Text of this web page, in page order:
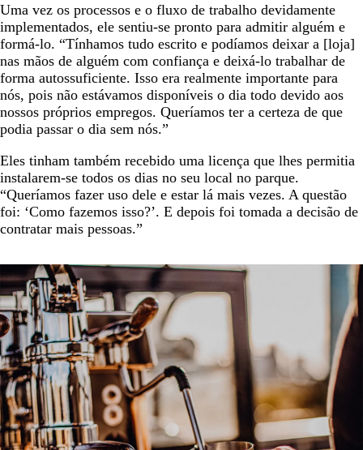
Uma vez os processos e o fluxo de trabalho devidamente
implementados, ele sentiu-se pronto para admitir alguém e
formá-lo. “Tínhamos tudo escrito e podíamos deixar a [loja]
nas mãos de alguém com confiança e deixá-lo trabalhar de
forma autossuficiente. Isso era realmente importante para
nós, pois não estávamos disponíveis o dia todo devido aos
nossos próprios empregos. Queríamos ter a certeza de que
podia passar o dia sem nós.”
Eles tinham também recebido uma licença que lhes permitia
instalarem-se todos os dias no seu local no parque.
“Queríamos fazer uso dele e estar lá mais vezes. A questão
foi: ‘Como fazemos isso?’. E depois foi tomada a decisão de
contratar mais pessoas.”